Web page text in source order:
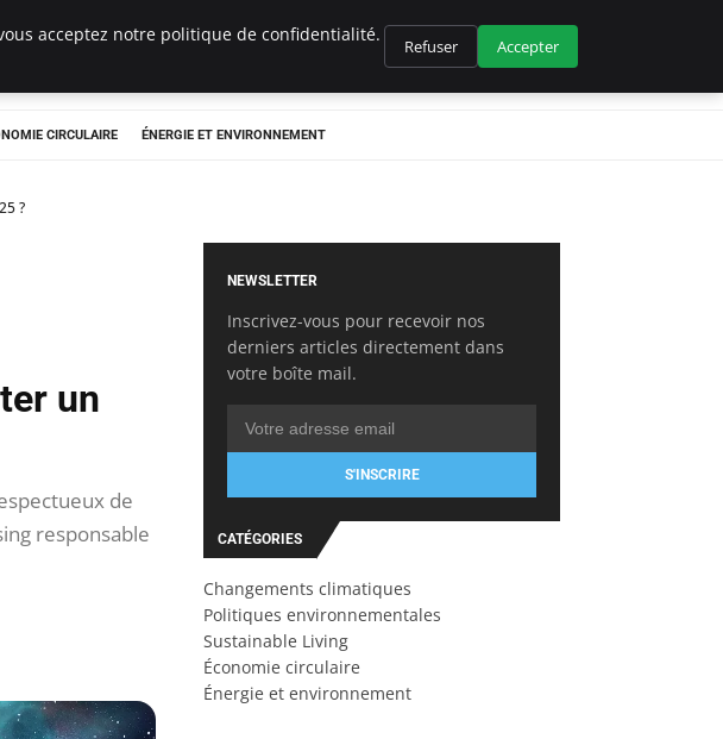
CIRCULAIRE ÉNERGIE ET ENVIRONNEMENT
?
un
de
responsable
NEWSLETTER
Inscrivez-vous pour recevoir nos
derniers articles directement dans
votre boîte mail.
S'INSCRIRE
CATÉGORIES
Changements climatiques
Politiques environnementales
Sustainable Living
Économie circulaire
Énergie et environnement
acceptez notre politique de confidentialité.
Refuser Accepter